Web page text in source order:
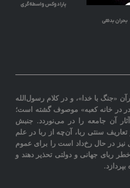
بحران بدهی
پارادوکس واسطه‌گری
«جنگ با خدا»، و در کلام رسول‌الله
مادر در خانه کعبه» موصوف گشته است؛
گناهی که آشکارا انجام؛ و آثار آن جامعه را در می‌نوردد‎. جنبش
تعاريف سنتی ربا، آن‌چه از ربا در علم
نیز در حال رخ‌داد است را برای عموم
خطر ربای جهانی و دولتی تحذیر دهند و
بپردازد.